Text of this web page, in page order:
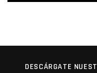
DESCÁRGATE